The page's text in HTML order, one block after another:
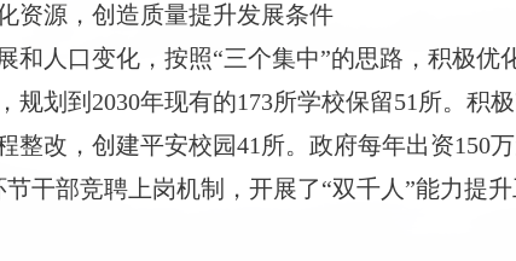
资源，创造质量提升发展条件
和人口变化，按照“三个集中”的思路，积极优
规划到2030年现有的173所学校保留51所。积
整改，创建平安校园41所。政府每年出资150
节干部竞聘上岗机制，开展了“双千人”能力提